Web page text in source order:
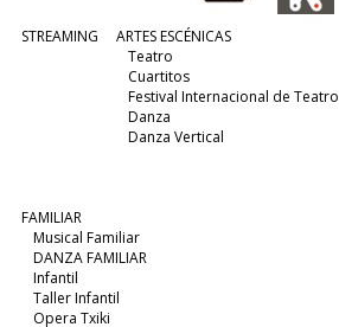
STREAMING
ARTES ESCÉNICAS
Teatro
Cuartitos
Festival Internacional de Teatro
Danza
Danza Vertical
FAMILIAR
Musical Familiar
DANZA FAMILIAR
Infantil
Taller Infantil
Opera Txiki